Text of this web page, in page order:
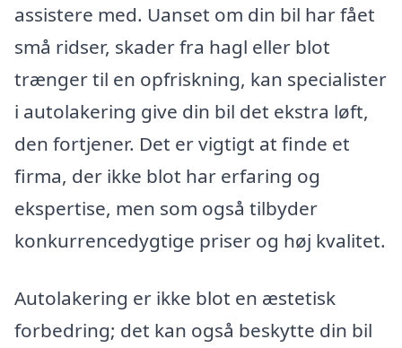
assistere med. Uanset om din bil har fået
små ridser, skader fra hagl eller blot
trænger til en opfriskning, kan specialister
i autolakering give din bil det ekstra løft,
den fortjener. Det er vigtigt at finde et
firma, der ikke blot har erfaring og
ekspertise, men som også tilbyder
konkurrencedygtige priser og høj kvalitet.
Autolakering er ikke blot en æstetisk
forbedring; det kan også beskytte din bil